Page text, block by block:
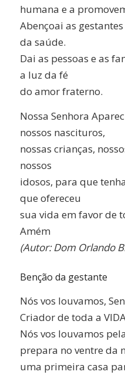
humana e a
Abençoai as
da saúde.
Dai as pessoas e as
a luz da fé
do amor fraterno.
Nossa Senhora
nossos nascituros,
nossas crianças,
nossos
idosos, para que
que ofereceu
sua vida em favor de
Amém
(Autor: Dom Orlando
Benção da gestante
Nós vos louvamos,
Criador de toda a
Nós vos louvamos
prepara no ventre da
uma primeira casa